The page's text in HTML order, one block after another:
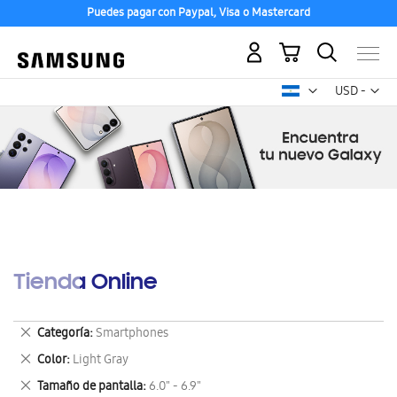
Puedes pagar con Paypal, Visa o Mastercard
USD -
dólar
Mi carrito
Tienda Online
Categoría Smartphones
Eliminar
este
artículo
Color Light Gray
Eliminar
este
Tamaño de pantalla 6.0" - 6.9"
Eliminar